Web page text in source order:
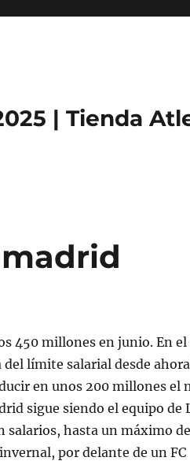
| Tienda
450 millones en junio. En el
del límite salarial desde
en unos 200 millones el
sigue siendo el equipo de
salarios, hasta un máximo
por delante de un FC